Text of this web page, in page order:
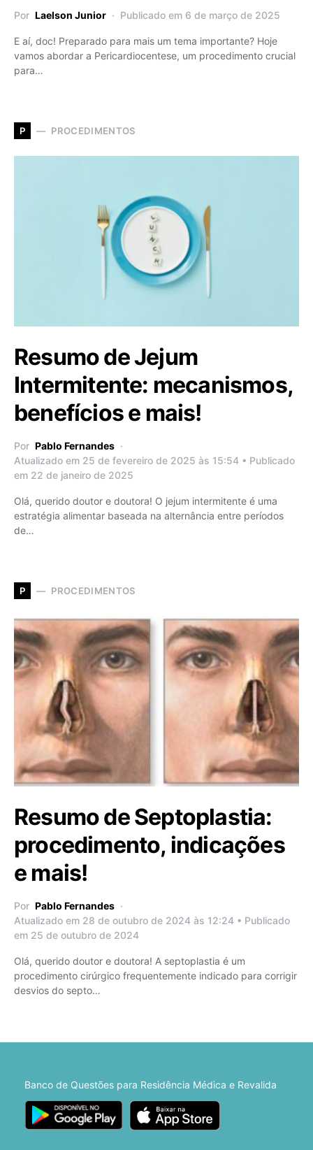
Por Laelson Junior Publicado em 6 de março de 2025
E aí, doc! Preparado para mais um tema importante? Hoje
vamos abordar a Pericardiocentese, um procedimento crucial
para…
P PROCEDIMENTOS
Resumo de Jejum
Intermitente: mecanismos,
benefícios e mais!
Por Pablo Fernandes
Atualizado em 25 de fevereiro de 2025 às 15:54 • Publicado
em 22 de janeiro de 2025
Olá, querido doutor e doutora! O jejum intermitente é uma
estratégia alimentar baseada na alternância entre períodos
de…
P PROCEDIMENTOS
Resumo de Septoplastia:
procedimento, indicações
e mais!
Por Pablo Fernandes
Atualizado em 28 de outubro de 2024 às 12:24 • Publicado
em 25 de outubro de 2024
Olá, querido doutor e doutora! A septoplastia é um
procedimento cirúrgico frequentemente indicado para corrigir
desvios do septo…
Banco de Questões para Residência Médica e Revalida